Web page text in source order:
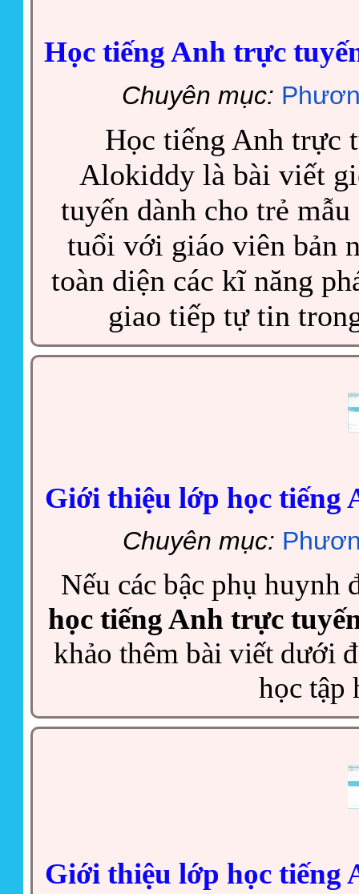
Học tiếng Anh trực
Chuyên mục:
Học tiếng Anh trực
Alokiddy là bài viết
tuyến dành cho trẻ
tuổi với giáo viên bản
toàn diện các kĩ năng
giao tiếp tự tin
Giới thiệu lớp học tiếng
Chuyên mục:
Nếu các bậc phụ huynh
học tiếng Anh trực
khảo thêm bài viết dưới
học tập
Giới thiệu lớp học tiếng